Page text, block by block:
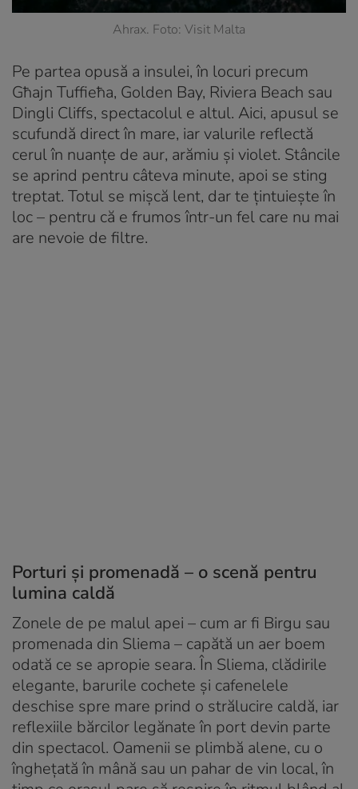
Ahrax. Foto: Visit Malta
Pe partea opusă a insulei, în locuri precum
Għajn Tuffieħa, Golden Bay, Riviera Beach sau
Dingli Cliffs, spectacolul e altul. Aici, apusul se
scufundă direct în mare, iar valurile reflectă
cerul în nuanțe de aur, arămiu și violet. Stâncile
se aprind pentru câteva minute, apoi se sting
treptat. Totul se mișcă lent, dar te țintuiește în
loc – pentru că e frumos într-un fel care nu mai
are nevoie de filtre.
Porturi și promenadă – o scenă pentru
lumina caldă
Zonele de pe malul apei – cum ar fi Birgu sau
promenada din Sliema – capătă un aer boem
odată ce se apropie seara. În Sliema, clădirile
elegante, barurile cochete și cafenelele
deschise spre mare prind o strălucire caldă, iar
reflexiile bărcilor legănate în port devin parte
din spectacol. Oamenii se plimbă alene, cu o
înghețată în mână sau un pahar de vin local, în